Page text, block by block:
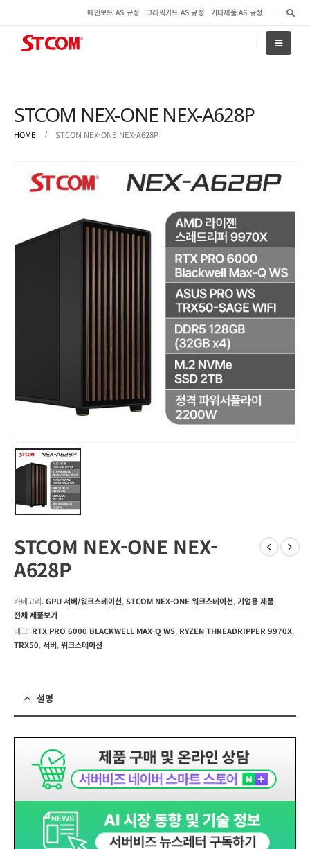
메인보드 AS 규정 그래픽카드 AS 규정 기타제품 AS 규정
STCOM NEX-ONE NEX-A628P
HOME STCOM NEX-ONE NEX-A628P
STCOM NEX-ONE NEX-
A628P
카테고리:GPU 서버/워크스테이션, STCOM NEX-ONE 워크스테이션, 기업용 제품,
전체 제품보기
태그: RTX PRO 6000 BLACKWELL MAX-Q WS, RYZEN THREADRIPPER 9970X,
TRX50,서버,워크스테이션
설명